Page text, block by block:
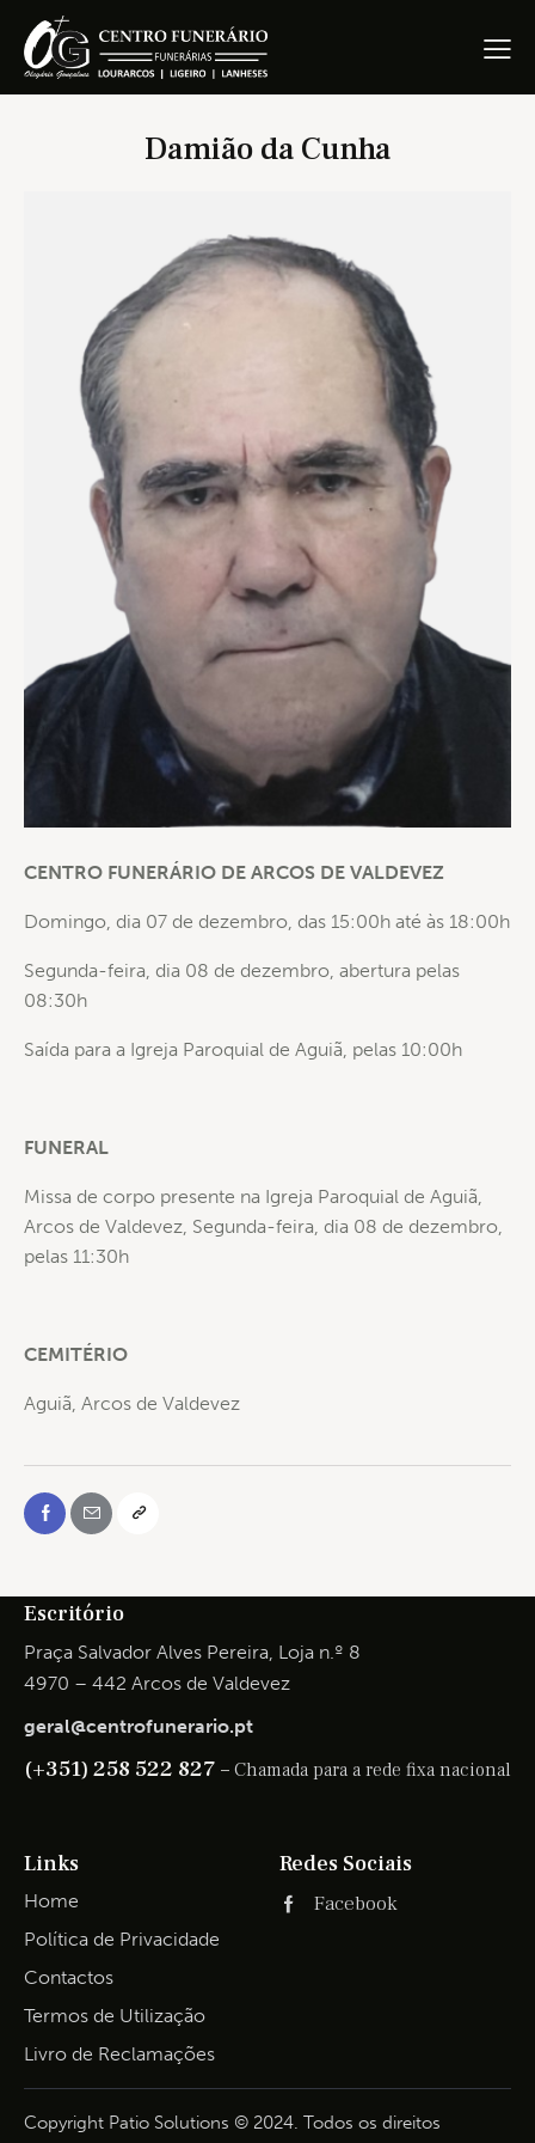
Damião da Cunha
CENTRO FUNERÁRIO DE ARCOS DE VALDEVEZ
Domingo, dia 07 de dezembro, das 15:00h até às 18:00h
Segunda-feira, dia 08 de dezembro, abertura pelas
08:30h
Saída para a Igreja Paroquial de Aguiã, pelas 10:00h
FUNERAL
Missa de corpo presente na Igreja Paroquial de Aguiã,
Arcos de Valdevez, Segunda-feira, dia 08 de dezembro,
pelas 11:30h
CEMITÉRIO
Aguiã, Arcos de Valdevez
Escritório
Praça Salvador Alves Pereira, Loja n.º 8
4970 – 442 Arcos de Valdevez
geral@centrofunerario.pt
(+351) 258 522 827 – Chamada para a rede fixa nacional
Links
Home
Política de Privacidade
Contactos
Termos de Utilização
Livro de Reclamações
Redes Sociais
Facebook
Copyright Patio Solutions © 2024. Todos os direitos